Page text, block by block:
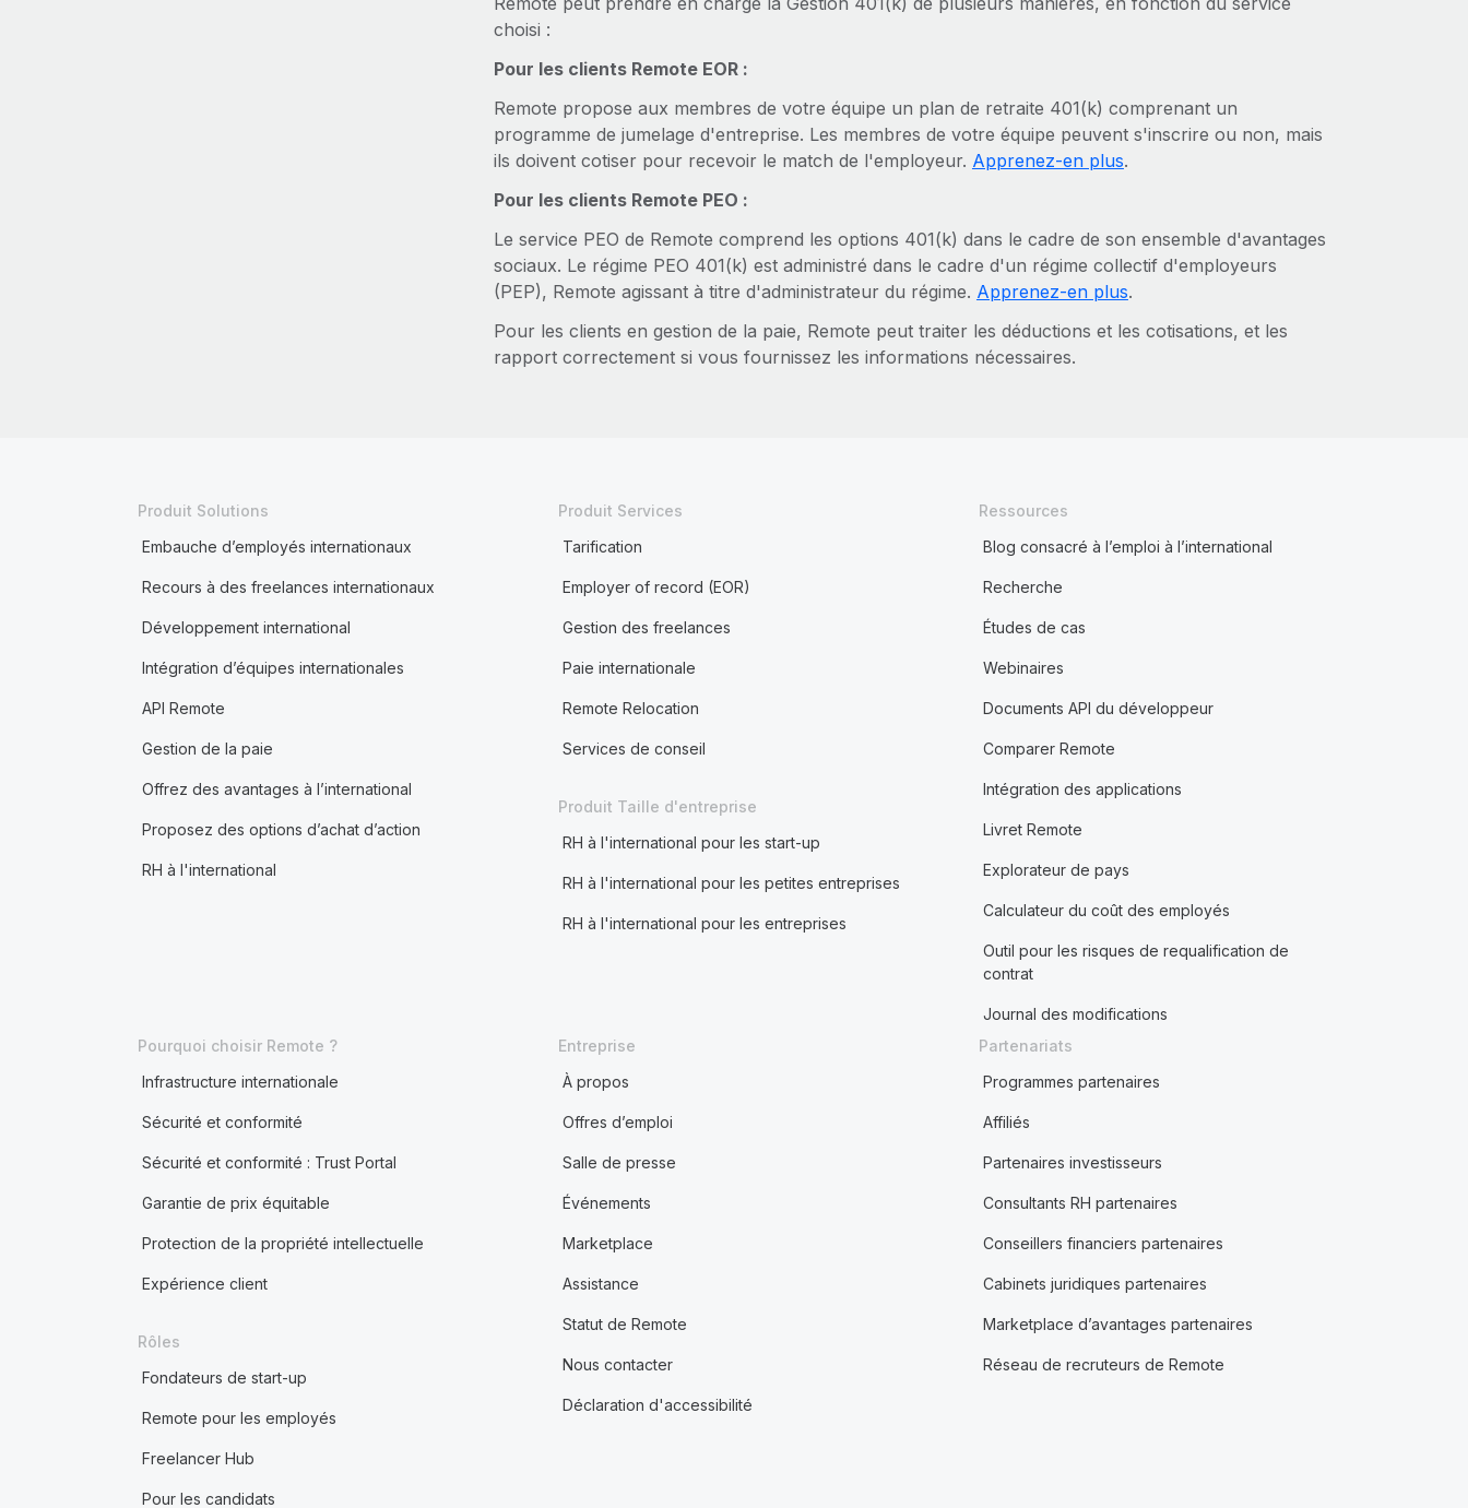
choisi :
Pour les clients Remote EOR :
Remote propose aux membres de votre équipe un plan de retraite 401(k) comprenant un
programme de jumelage d'entreprise. Les membres de votre équipe peuvent s'inscrire ou non, mais
ils doivent cotiser pour recevoir le match de l'employeur. Apprenez-en plus.
Pour les clients Remote PEO :
Le service PEO de Remote comprend les options 401(k) dans le cadre de son ensemble d'avantages
sociaux. Le régime PEO 401(k) est administré dans le cadre d'un régime collectif d'employeurs
(PEP), Remote agissant à titre d'administrateur du régime⁠. Apprenez-en plus.
Pour les clients en gestion de la paie, Remote peut traiter les déductions et les cotisations, et les
rapport correctement si vous fournissez les informations nécessaires.
Produit Solutions
Embauche d’employés internationaux
Recours à des freelances internationaux
Développement international
Intégration d’équipes internationales
API Remote
Gestion de la paie
Offrez des avantages à l’international
Proposez des options d’achat d’action
RH à l'international
Produit Services
Tarification
Employer of record (EOR)
Gestion des freelances
Paie internationale
Remote Relocation
Services de conseil
Produit Taille d'entreprise
RH à l'international pour les start-up
RH à l'international pour les petites entreprises
RH à l'international pour les entreprises
Ressources
Blog consacré à l’emploi à l’international
Recherche
Études de cas
Webinaires
Documents API du développeur
Comparer Remote
Intégration des applications
Livret Remote
Explorateur de pays
Calculateur du coût des employés
Outil pour les risques de requalification de
contrat
Journal des modifications
Pourquoi choisir Remote ?
Infrastructure internationale
Sécurité et conformité
Sécurité et conformité : Trust Portal
Garantie de prix équitable
Protection de la propriété intellectuelle
Expérience client
Rôles
Fondateurs de start-up
Remote pour les employés
Freelancer Hub
Pour les candidats
Entreprise
À propos
Offres d’emploi
Salle de presse
Événements
Marketplace
Assistance
Statut de Remote
Nous contacter
Déclaration d'accessibilité
Partenariats
Programmes partenaires
Affiliés
Partenaires investisseurs
Consultants RH partenaires
Conseillers financiers partenaires
Cabinets juridiques partenaires
Marketplace d’avantages partenaires
Réseau de recruteurs de Remote